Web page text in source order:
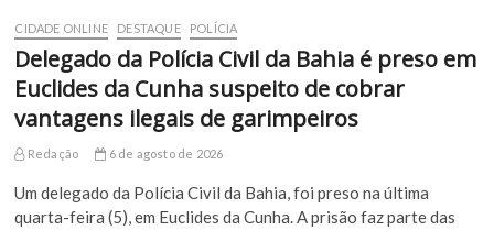
CIDADE ONLINE DESTAQUE POLÍCIA
Delegado da Polícia Civil da Bahia é preso em
Euclides da Cunha suspeito de cobrar
vantagens ilegais de garimpeiros
Redação 6 de agosto de 2026
Um delegado da Polícia Civil da Bahia, foi preso na última
quarta-feira (5), em Euclides da Cunha. A prisão faz parte das